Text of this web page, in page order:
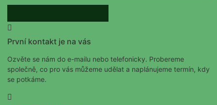
První kontakt je na vás
Ozvěte se nám do e-mailu nebo telefonicky. Probereme
společně, co pro vás můžeme udělat a naplánujeme termín, kdy
se potkáme.